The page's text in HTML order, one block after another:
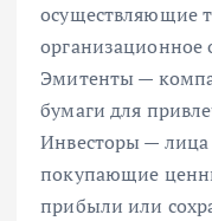
осуществляющие
Эмитенты —
бумаги для
Инвесторы —
покупающие
прибыли или